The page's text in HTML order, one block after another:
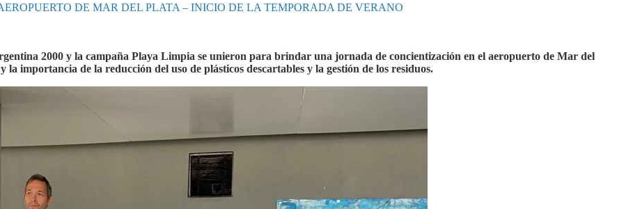
DE MAR DEL PLATA – INICIO DE LA TEMPORADA DE VERANO
2000 y la campaña Playa Limpia se unieron para brindar una jornada de concientización en el aeropuerto de Mar del
importancia de la reducción del uso de plásticos descartables y la gestión de los residuos.